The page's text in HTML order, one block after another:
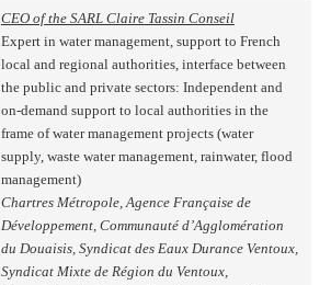
CEO of the SARL Claire Tassin Conseil
Expert in water management, support to French
local and regional authorities, interface between
the public and private sectors: Independent and
on-demand support to local authorities in the
frame of water management projects (water
supply, waste water management, rainwater, flood
management)
Chartres Métropole, Agence Française de
Développement, Communauté d’Agglomération
du Douaisis, Syndicat des Eaux Durance Ventoux,
Syndicat Mixte de Région du Ventoux,